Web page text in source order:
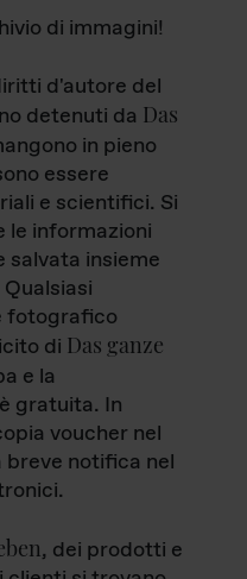
di immagini!
d'autore del
detenuti da Das
in pieno
essere
e scientifici. Si
le informazioni
salvata insieme
fotografico
di Das ganze
e la
gratuita. In
voucher nel
breve notifica nel
, dei prodotti e